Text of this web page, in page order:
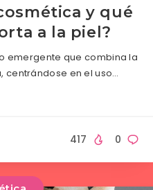
y qué
a la piel?
emergente que combina la
centrándose en el uso…
0
417